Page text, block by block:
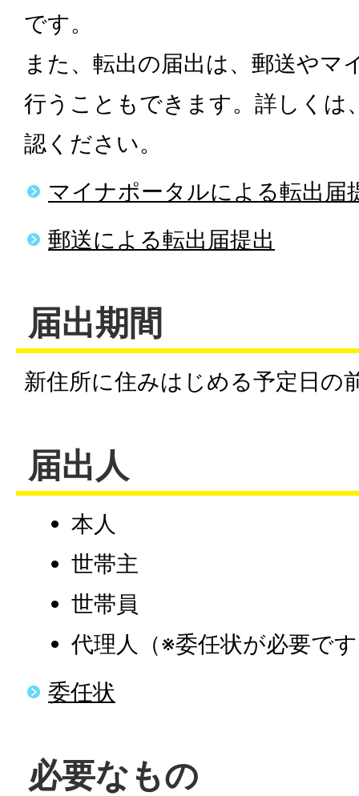
です。
また、転出の届出は、郵送やマ
行うこともできます。詳しくは
認ください。
マイナポータルによる転出届
郵送による転出届提出
届出期間
新住所に住みはじめる予定日の
届出人
本人
世帯主
世帯員
代理人（※委任状が必要で
委任状
必要なもの